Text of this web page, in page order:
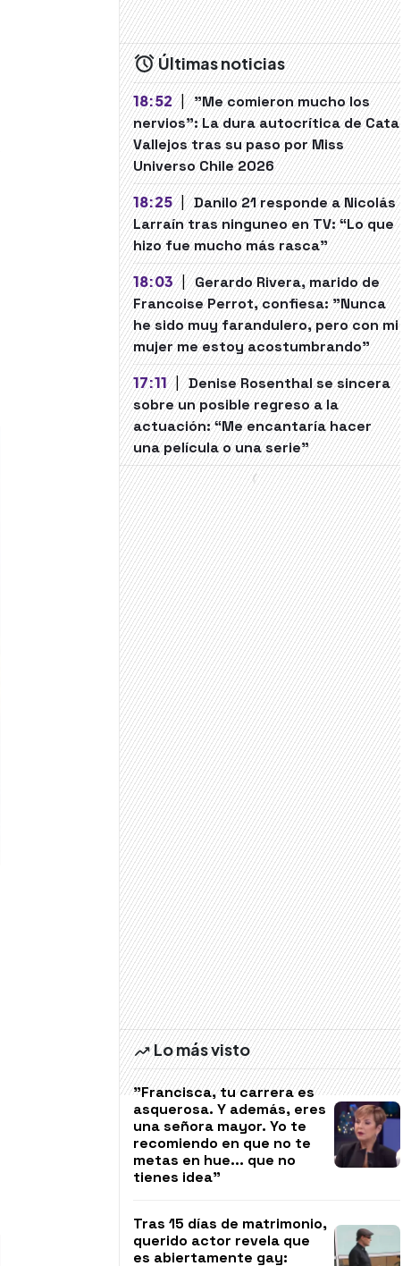
Últimas noticias
18:52 | "Me comieron mucho los
nervios": La dura autocrítica de Cata
Vallejos tras su paso por Miss
Universo Chile 2026
18:25 | Danilo 21 responde a Nicolás
Larraín tras ninguneo en TV: “Lo que
hizo fue mucho más rasca”
18:03 | Gerardo Rivera, marido de
Francoise Perrot, confiesa: "Nunca
he sido muy farandulero, pero con mi
mujer me estoy acostumbrando"
17:11 | Denise Rosenthal se sincera
sobre un posible regreso a la
actuación: “Me encantaría hacer
una película o una serie"
Lo más visto
"Francisca, tu carrera es
asquerosa. Y además, eres
una señora mayor. Yo te
recomiendo en que no te
metas en hue... que no
tienes idea"
Tras 15 días de matrimonio,
querido actor revela que
es abiertamente gay: